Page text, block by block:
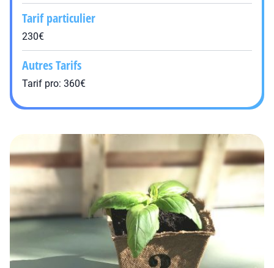
Tarif particulier
230€
Autres Tarifs
Tarif pro: 360€